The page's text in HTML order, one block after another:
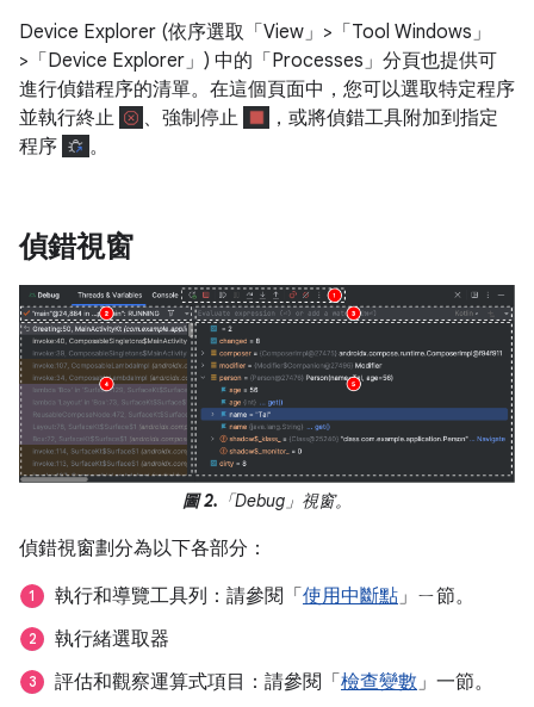
Device Explorer (依序選取「View」>「Tool Windows」
>「Device Explorer」 ) 中的「Processes」 分頁也提供可
進行偵錯程序的清單。在這個頁面中，您可以選取特定程序
並執行終止
、強制停止
，或將偵錯工具附加到指定
程序
。
偵錯視窗
圖 2. 「Debug」視窗。
偵錯視窗劃分為以下各部分：
執行和導覽工具列：請參閱「使用中斷點 」ㄧ節。
執行緒選取器
評估和觀察運算式項目：請參閱「檢查變數 」一節。